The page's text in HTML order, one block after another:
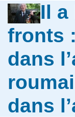
Il a
fronts
dans
dans